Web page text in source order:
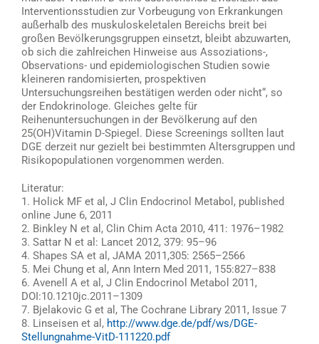
Interventionsstudien zur Vorbeugung von Erkrankungen
außerhalb des muskuloskeletalen Bereichs breit bei
großen Bevölkerungsgruppen einsetzt, bleibt abzuwarten,
ob sich die zahlreichen Hinweise aus Assoziations-,
Observations- und epidemiologischen Studien sowie
kleineren randomisierten, prospektiven
Untersuchungsreihen bestätigen werden oder nicht“, so
der Endokrinologe. Gleiches gelte für
Reihenuntersuchungen in der Bevölkerung auf den
25(OH)Vitamin D-Spiegel. Diese Screenings sollten laut
DGE derzeit nur gezielt bei bestimmten Altersgruppen und
Risikopopulationen vorgenommen werden.
Literatur:
1. Holick MF et al, J Clin Endocrinol Metabol, published
online June 6, 2011
2. Binkley N et al, Clin Chim Acta 2010, 411: 1976–1982
3. Sattar N et al: Lancet 2012, 379: 95–96
4. Shapes SA et al, JAMA 2011,305: 2565–2566
5. Mei Chung et al, Ann Intern Med 2011, 155:827–838
6. Avenell A et al, J Clin Endocrinol Metabol 2011,
DOI:10.1210jc.2011–1309
7. Bjelakovic G et al, The Cochrane Library 2011, Issue 7
8. Linseisen et al, http://www.dge.de/pdf/ws/DGE-
Stellungnahme-VitD-111220.pdf